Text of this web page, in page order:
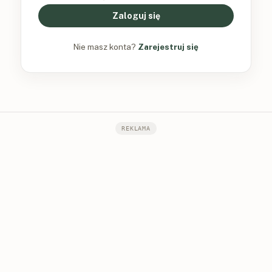
Zaloguj się
Nie masz konta? Zarejestruj się
REKLAMA